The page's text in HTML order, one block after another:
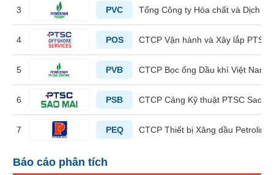
liệu
trường
3 PVC Tổng Công ty Hóa chất và Dịch
4 POS CTCP Vận hành và Xây lắp PTSC
5 PVB CTCP Bọc ống Dầu khí Việt Nam
6 PSB CTCP Cảng Kỹ thuật PTSC Sao
7 PEQ CTCP Thiết bị Xăng dầu
Báo cáo phân tích
TIÊU
KHÔNG
THIẾT